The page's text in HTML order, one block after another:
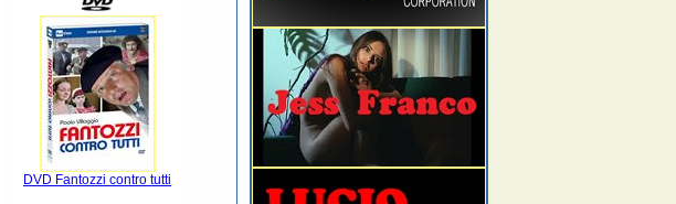
DVD Fantozzi contro tutti